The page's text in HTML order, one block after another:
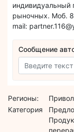
индивидуальный
рыночных. Моб.
mail:
Сообщение
Регионы:
Категория